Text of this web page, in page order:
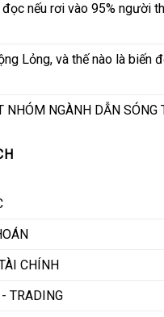
nếu rơi vào 95% người
Lỏng, và thế nào là biến
NHÓM NGÀNH DẪN SÓNG
CHÍNH
TRADING